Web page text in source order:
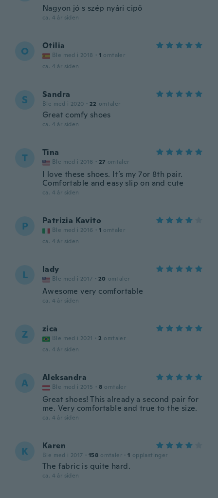
Nagyon jó s szép nyári cipő
ca. 4 år siden
O Otilia
Ble med i 2018 · 1 omtaler
ca. 4 år siden
S Sandra
Ble med i 2020 · 22 omtaler
Great comfy shoes
ca. 4 år siden
T Tina
Ble med i 2016 · 27 omtaler
I love these shoes. It’s my 7or 8th pair.
Comfortable and easy slip on and cute
ca. 4 år siden
P Patrizia Kavito
Ble med i 2016 · 1 omtaler
ca. 4 år siden
L lady
Ble med i 2017 · 20 omtaler
Awesome very comfortable
ca. 4 år siden
Z zica
Ble med i 2021 · 2 omtaler
ca. 4 år siden
A Aleksandra
Ble med i 2015 · 8 omtaler
Great shoes! This already a second pair for
me. Very comfortable and true to the size.
ca. 4 år siden
K Karen
Ble med i 2017 · 158 omtaler · 1 opplastinger
The fabric is quite hard.
ca. 4 år siden